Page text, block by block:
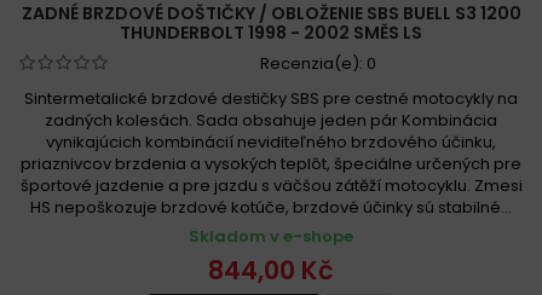
ZADNÉ BRZDOVÉ DOŠTIČKY / OBLOŽENIE SBS BUELL S3 1200
THUNDERBOLT 1998 - 2002 SMĚS LS
Recenzia(e): 0
Sintermetalické brzdové destičky SBS pre cestné motocykly na
zadných kolesách. Sada obsahuje jeden pár Kombinácia
vynikajúcich kombinácií neviditeľného brzdového účinku,
priaznivcov brzdenia a vysokých teplôt, špeciálne určených pre
športové jazdenie a pre jazdu s väčšou zátěží motocyklu. Zmesi
HS nepoškozuje brzdové kotúče, brzdové účinky sú stabilné...
Skladom v e-shope
844,00 Kč